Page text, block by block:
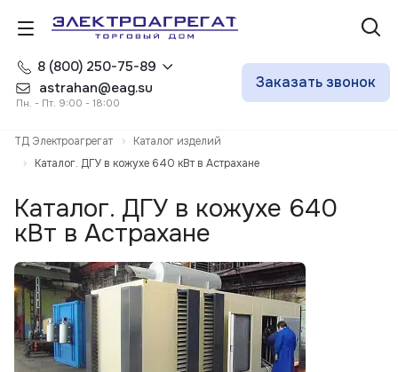
8 (800) 250-75-89
astrahan@eag.su
Пн. - Пт. 9:00 - 18:00
Заказать звонок
ТД Электроагрегат
Каталог изделий
Каталог. ДГУ в кожухе 640 кВт в Астрахане
Каталог. ДГУ в кожухе 640
кВт в Астрахане